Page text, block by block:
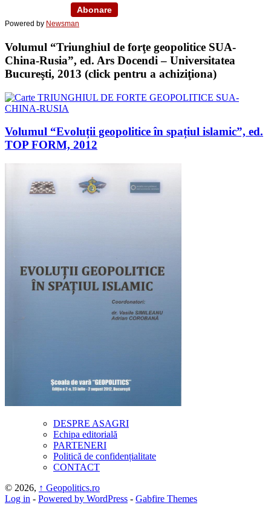
Powered by Newsman
Volumul “Triunghiul de forţe geopolitice SUA-
China-Rusia”, ed. Ars Docendi – Universitatea
Bucureşti, 2013 (click pentru a achiziţiona)
Volumul “Evoluții geopolitice în spațiul islamic”, ed.
TOP FORM, 2012
DESPRE ASAGRI
Echipa editorială
PARTENERI
Politică de confidențialitate
CONTACT
© 2026, ↑ Geopolitics.ro
Log in - Powered by WordPress - Gabfire Themes